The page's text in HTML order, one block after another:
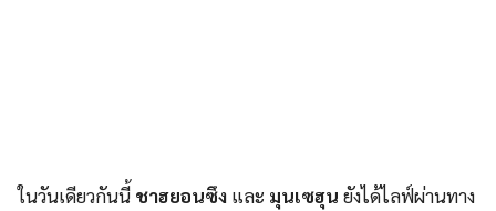
ในวันเดียวกันนี้ ชาฮยอนซึง และ มุนเซฮุน ยังได้ไลฟ์ผ่านทาง